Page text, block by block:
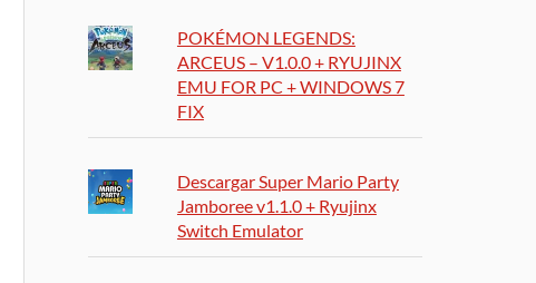
POKÉMON LEGENDS:
ARCEUS – V1.0.0 + RYUJINX
EMU FOR PC + WINDOWS 7
FIX
Descargar Super Mario Party
Jamboree v1.1.0 + Ryujinx
Switch Emulator